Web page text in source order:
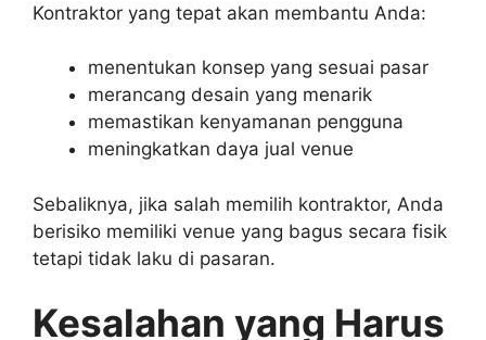
Kontraktor yang tepat akan membantu Anda:
menentukan konsep yang sesuai pasar
merancang desain yang menarik
memastikan kenyamanan pengguna
meningkatkan daya jual venue
Sebaliknya, jika salah memilih kontraktor, Anda
berisiko memiliki venue yang bagus secara fisik
tetapi tidak laku di pasaran.
Kesalahan yang Harus